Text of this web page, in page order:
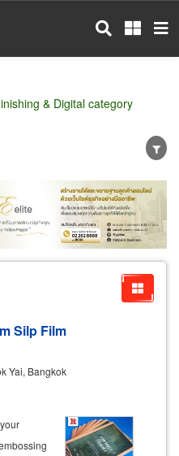
& Digital category
Manufacturer
Dealer
Business
Silp Film
Yai, Bangkok